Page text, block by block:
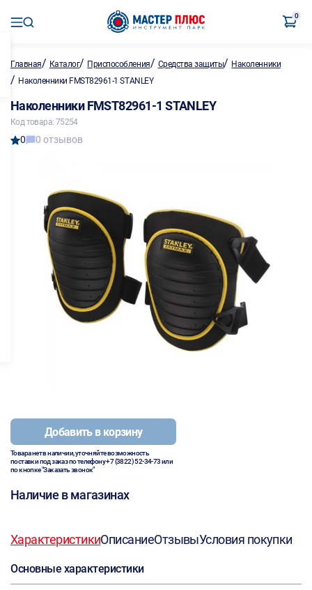
0
Главная/ Каталог/ Приспособления/ Средства защиты/ Наколенники
/ Наколенники FMST82961-1 STANLEY
Наколенники FMST82961-1 STANLEY
Код товара: 75254
0 0 отзывов
Добавить в корзину
Товара нет в наличии, уточняйте возможность
поставки под заказ по телефону+7 (3822) 52-34-73или
по кнопке "Заказать звонок"
Наличие в магазинах
ХарактеристикиОписаниеОтзывыУсловия покупки
Основные характеристики